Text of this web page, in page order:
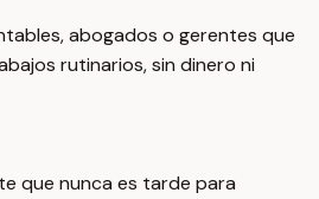
abogados o gerentes que
rutinarios, sin dinero ni
que nunca es tarde para